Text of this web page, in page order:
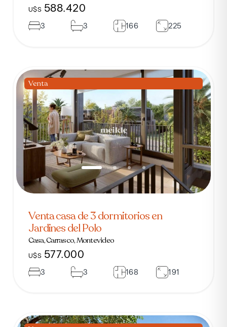
U$S 588.420
3 3 166 225
Venta
Venta casa de 3 dormitorios en
Jardines del Polo
Casa, Carrasco, Montevideo
U$S 577.000
3 3 168 191